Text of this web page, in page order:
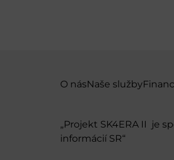
O násNaše služby
„Projekt SK4ERA II je
informácií SR“